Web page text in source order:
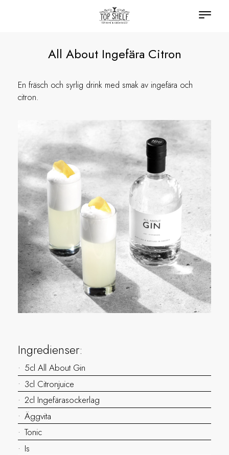
All About Ingefära Citron
En fräsch och syrlig drink med smak av ingefära och
citron.
Ingredienser:
5cl All About Gin
3cl Citronjuice
2cl Ingefärasockerlag
Äggvita
Tonic
Is